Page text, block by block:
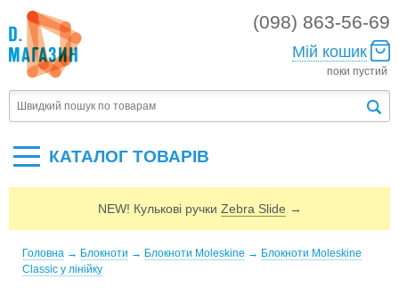
(098) 863-56-69
Мій кошик
поки пустий
КАТАЛОГ ТОВАРIВ
NEW! Кулькові ручки Zebra Slide →
Головна → Блокноти → Блокноти Moleskine → Блокноти Moleskine
Classic у лінійку